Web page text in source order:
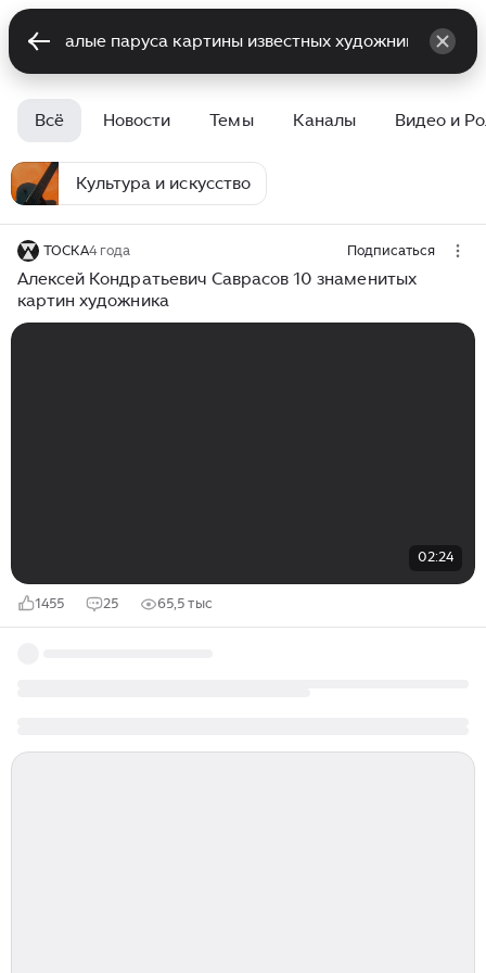
Всё Новости Темы Каналы Видео и
Культура и искусство
ТОСКА4 года Подписаться
Алексей Кондратьевич Саврасов 10 знаменитых
картин художника
02:24
1455 25 65,5 тыс